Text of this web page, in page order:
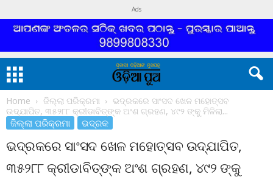
Ads
Home ଜିଲ୍ଲା ପରିକ୍ରମା
ଭଦ୍ରକରେ ସାଂସଦ ଖେଳ ମହୋତ୍ସବ
ଉଦ୍‌ଯାପିତ, ୩୫୨୮୮ କ୍ରୀଡାବିତ୍‌ଙ୍କ ଅଂଶ ଗ୍ରହଣ, ୪୯୨ ଙ୍କୁ ମିଳିଲା...
ଜିଲ୍ଲା ପରିକ୍ରମା ଭଦ୍ରକ
ଭଦ୍ରକରେ ସାଂସଦ ଖେଳ ମହୋତ୍ସବ ଉଦ୍‌ଯାପିତ,
୩୫୨୮୮ କ୍ରୀଡାବିତ୍‌ଙ୍କ ଅଂଶ ଗ୍ରହଣ, ୪୯୨ ଙ୍କୁ